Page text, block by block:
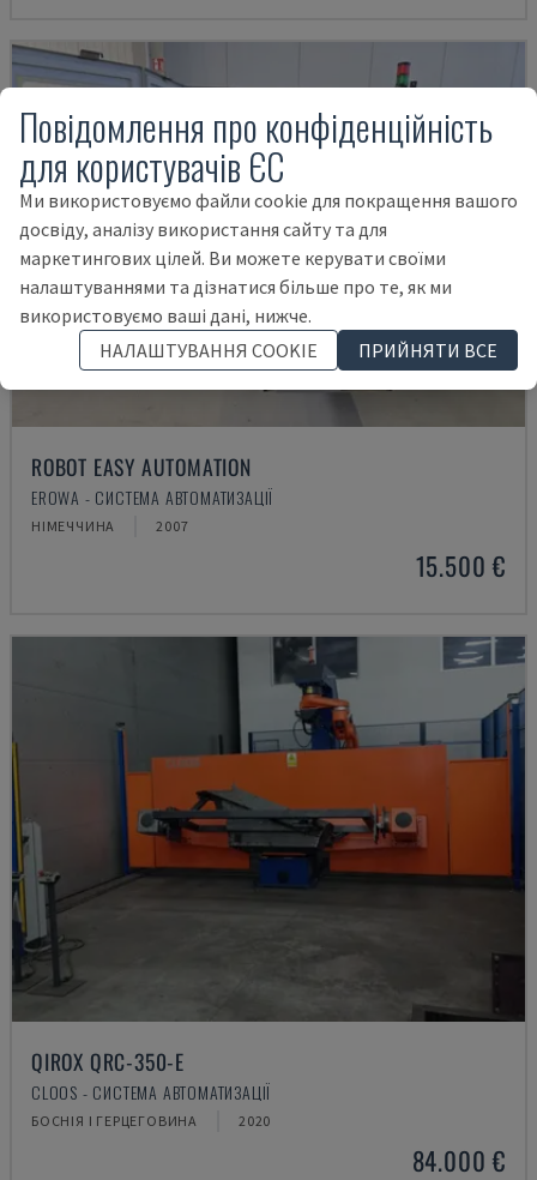
ROBOT EASY AUTOMATION
EROWA - СИСТЕМА АВТОМАТИЗАЦІЇ
НІМЕЧЧИНА 2007
15.500 €
QIROX QRC-350-E
CLOOS - СИСТЕМА АВТОМАТИЗАЦІЇ
БОСНІЯ І ГЕРЦЕГОВИНА 2020
84.000 €
Повідомлення про конфіденційність
для користувачів ЄС
Ми використовуємо файли cookie для покращення вашого
досвіду, аналізу використання сайту та для
маркетингових цілей. Ви можете керувати своїми
налаштуваннями та дізнатися більше про те, як ми
використовуємо ваші дані, нижче.
НАЛАШТУВАННЯ COOKIE
ПРИЙНЯТИ ВСЕ